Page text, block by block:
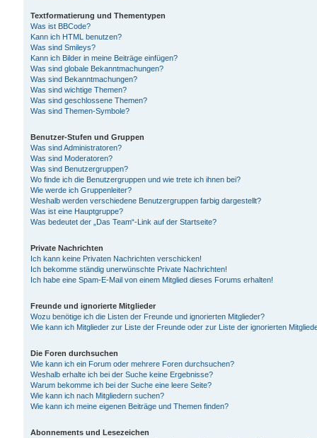
Textformatierung und Thementypen
Was ist BBCode?
Kann ich HTML benutzen?
Was sind Smileys?
Kann ich Bilder in meine Beiträge einfügen?
Was sind globale Bekanntmachungen?
Was sind Bekanntmachungen?
Was sind wichtige Themen?
Was sind geschlossene Themen?
Was sind Themen-Symbole?
Benutzer-Stufen und Gruppen
Was sind Administratoren?
Was sind Moderatoren?
Was sind Benutzergruppen?
Wo finde ich die Benutzergruppen und wie trete ich ihnen bei?
Wie werde ich Gruppenleiter?
Weshalb werden verschiedene Benutzergruppen farbig dargestellt?
Was ist eine Hauptgruppe?
Was bedeutet der „Das Team“-Link auf der Startseite?
Private Nachrichten
Ich kann keine Privaten Nachrichten verschicken!
Ich bekomme ständig unerwünschte Private Nachrichten!
Ich habe eine Spam-E-Mail von einem Mitglied dieses Forums erhalten!
Freunde und ignorierte Mitglieder
Wozu benötige ich die Listen der Freunde und ignorierten Mitglieder?
Wie kann ich Mitglieder zur Liste der Freunde oder zur Liste der ignorierten
Die Foren durchsuchen
Wie kann ich ein Forum oder mehrere Foren durchsuchen?
Weshalb erhalte ich bei der Suche keine Ergebnisse?
Warum bekomme ich bei der Suche eine leere Seite?
Wie kann ich nach Mitgliedern suchen?
Wie kann ich meine eigenen Beiträge und Themen finden?
Abonnements und Lesezeichen